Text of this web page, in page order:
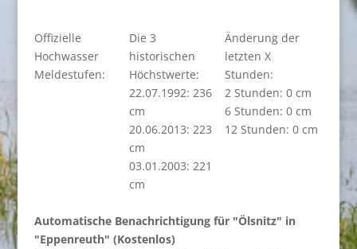
Offizielle
Hochwasser
Meldestufen:
Die 3
historischen
Höchstwerte:
22.07.1992: 236
cm
20.06.2013: 223
cm
03.01.2003: 221
cm
Änderung der
letzten X
Stunden:
2 Stunden: 0 cm
6 Stunden: 0 cm
12 Stunden: 0 cm
Automatische Benachrichtigung für "Ölsnitz" in
"Eppenreuth" (Kostenlos)